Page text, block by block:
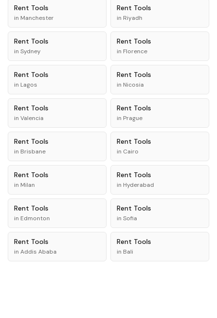
Rent Tools
in Manchester
Rent Tools
in Riyadh
Rent Tools
in Sydney
Rent Tools
in Florence
Rent Tools
in Lagos
Rent Tools
in Nicosia
Rent Tools
in Valencia
Rent Tools
in Prague
Rent Tools
in Brisbane
Rent Tools
in Cairo
Rent Tools
in Milan
Rent Tools
in Hyderabad
Rent Tools
in Edmonton
Rent Tools
in Sofia
Rent Tools
in Addis Ababa
Rent Tools
in Bali